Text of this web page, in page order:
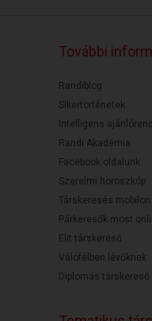
További
Randiblog
Sikertörténetek
Intelligens
Randi Akadémia
Facebook oldalunk
Szerelmi horoszkóp
Társkeresés mobilon
Párkeresők most
Elit társkereső
Válófélben lévőknek
Diplomás társkereső